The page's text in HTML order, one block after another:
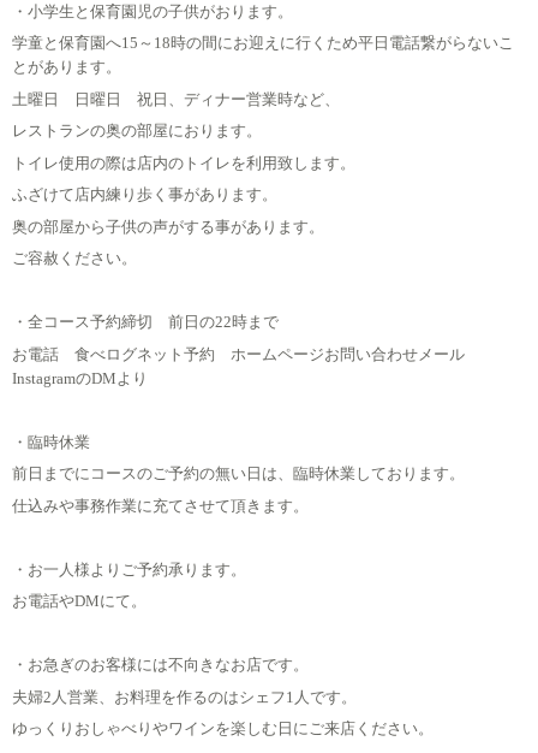
・小学生と保育園児の子供がおります。
学童と保育園へ15～18時の間にお迎えに行くため平日電話繋がらないこ
とがあります。
土曜日 日曜日 祝日、ディナー営業時など、
レストランの奥の部屋におります。
トイレ使用の際は店内のトイレを利用致します。
ふざけて店内練り歩く事があります。
奥の部屋から子供の声がする事があります。
ご容赦ください。
・全コース予約締切 前日の22時まで
お電話 食べログネット予約 ホームページお問い合わせメール
InstagramのDMより
・臨時休業
前日までにコースのご予約の無い日は、臨時休業しております。
仕込みや事務作業に充てさせて頂きます。
・お一人様よりご予約承ります。
お電話やDMにて。
・お急ぎのお客様には不向きなお店です。
夫婦2人営業、お料理を作るのはシェフ1人です。
ゆっくりおしゃべりやワインを楽しむ日にご来店ください。